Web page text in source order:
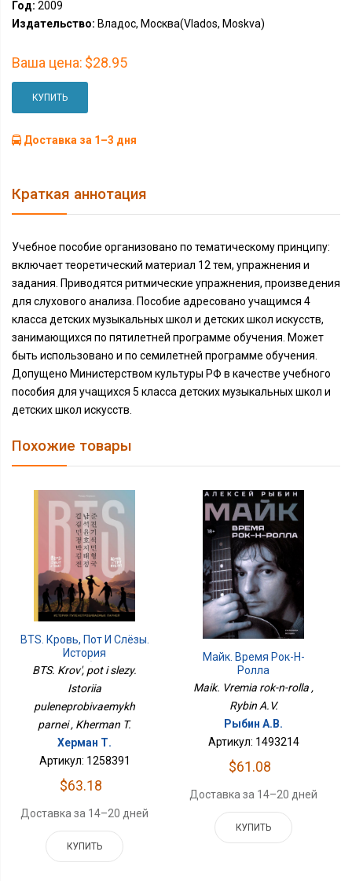
Год: 2009
Издательство: Владос, Москва(Vlados, Moskva)
Ваша цена: $28.95
КУПИТЬ
Доставка за 1–3 дня
Краткая аннотация
Учебное пособие организовано по тематическому принципу:
включает теоретический материал 12 тем, упражнения и
задания. Приводятся ритмические упражнения, произведения
для слухового анализа. Пособие адресовано учащимся 4
класса детских музыкальных школ и детских школ искусств,
занимающихся по пятилетней программе обучения. Может
быть использовано и по семилетней программе обучения.
Допущено Министерством культуры РФ в качестве учебного
пособия для учащихся 5 класса детских музыкальных школ и
детских школ искусств.
Похожие товары
BTS. Кровь, Пот И Слёзы.
История
Пуленепробиваемых
Парней
BTS. Krov', pot i slezy.
Istoriia
puleneprobivaemykh
parnei , Kherman T.
Херман Т.
Артикул: 1258391
$63.18
Доставка за 14–20 дней
КУПИТЬ
Майк. Время Рок-Н-
Ролла
Maik. Vremia rok-n-rolla ,
Rybin A.V.
Рыбин А.В.
Артикул: 1493214
$61.08
Доставка за 14–20 дней
КУПИТЬ